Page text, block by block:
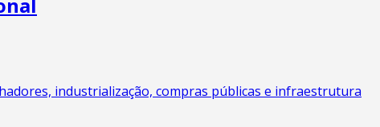
industrialização, compras públicas e infraestrutura